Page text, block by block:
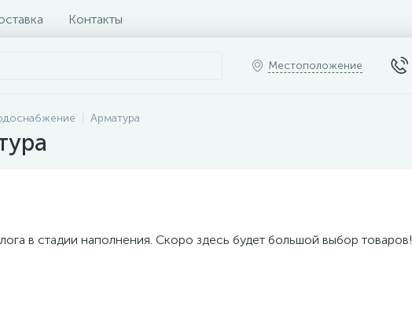
Контакты
Местоположение
Арматура
в стадии наполнения. Скоро здесь будет большой выбор товаров!